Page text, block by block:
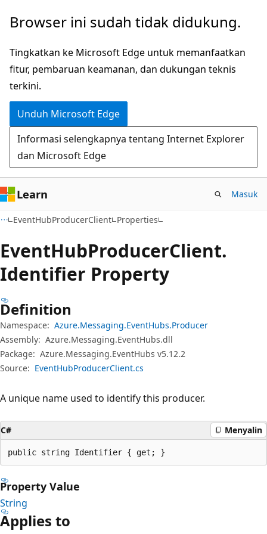
Lompati
konten
utama
Lewati
navigasi
dalam
halaman
Browser ini sudah tidak didukung.
Tingkatkan ke Microsoft Edge untuk memanfaatkan
fitur, pembaruan keamanan, dan dukungan teknis
terkini.
Unduh Microsoft Edge
Informasi selengkapnya tentang Internet Explorer
dan Microsoft Edge
Learn Masuk
EventHubProducerClient Properties
EventHubProducerClient.
Identifier Property
Definition
Namespace: Azure.Messaging.EventHubs.Producer
Assembly: Azure.Messaging.EventHubs.dll
Package: Azure.Messaging.EventHubs v5.12.2
Source: EventHubProducerClient.cs
A unique name used to identify this producer.
C# Menyalin
public string Identifier { get; }
Property Value
String
Applies to